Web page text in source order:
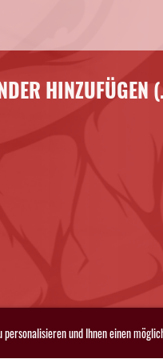
und Ihnen einen
HINZUFÜGEN